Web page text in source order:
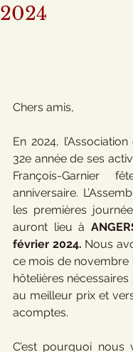
2024
Chers amis,
En 2024,
32e année de ses
François-Garnier
anniversaire.
les premières
auront lieu à
février 2024. Nous
ce mois de novembre
hôtelières
au meilleur prix et
acomptes.